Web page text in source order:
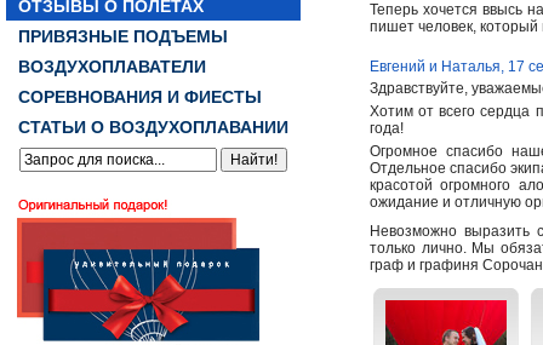
ОТЗЫВЫ О ПОЛЕТАХ
ПРИВЯЗНЫЕ ПОДЪЕМЫ
ВОЗДУХОПЛАВАТЕЛИ
СОРЕВНОВАНИЯ И ФИЕСТЫ
СТАТЬИ О ВОЗДУХОПЛАВАНИИ
Теперь хочется ввысь
пишет человек,
Евгений и Наталья, 17
Здравствуйте,
Хотим от всего сердца
года!
Огромное спасибо
Отдельное спасибо
красотой огромного
ожидание и отличную
Невозможно выразить
только лично. Мы
граф и графиня